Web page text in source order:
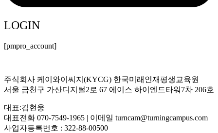
LOGIN
[pmpro_account]
주식회사 케이와이씨지(KYCG) 한국미래인재평생교육원
서울 금천구 가산디지털2로 67 에이스 하이엔드타워7차 206호
대표:김현웅
대표전화 070-7549-1965 | 이메일 turncam@turningcampus.com
사업자등록번호 : 322-88-00500